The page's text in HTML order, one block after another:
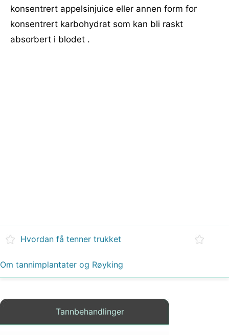
konsentrert appelsinjuice eller annen form for
konsentrert karbohydrat som kan bli raskt
absorbert i blodet .
Hvordan få tenner trukket
Om tannimplantater og Røyking
Tannbehandlinger